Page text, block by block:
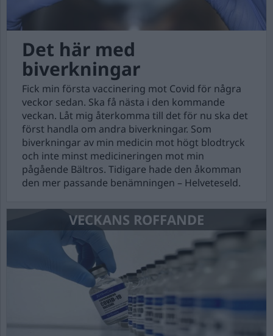
Det här med
biverkningar
Fick min första vaccinering mot Covid för några
veckor sedan. Ska få nästa i den kommande
veckan. Låt mig återkomma till det för nu ska det
först handla om andra biverkningar. Som
biverkningar av min medicin mot högt blodtryck
och inte minst medicineringen mot min
pågående Bältros. Tidigare hade den åkomman
den mer passande benämningen – Helveteseld.
VECKANS ROFFANDE